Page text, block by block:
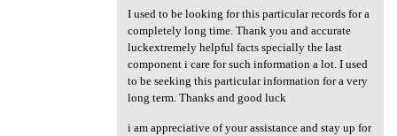
I used to be looking for this particular records for a
completely long time. Thank you and accurate
luckextremely helpful facts specially the last
component i care for such information a lot. I used
to be seeking this particular information for a very
long term. Thanks and good luck
i am appreciative of your assistance and stay up for